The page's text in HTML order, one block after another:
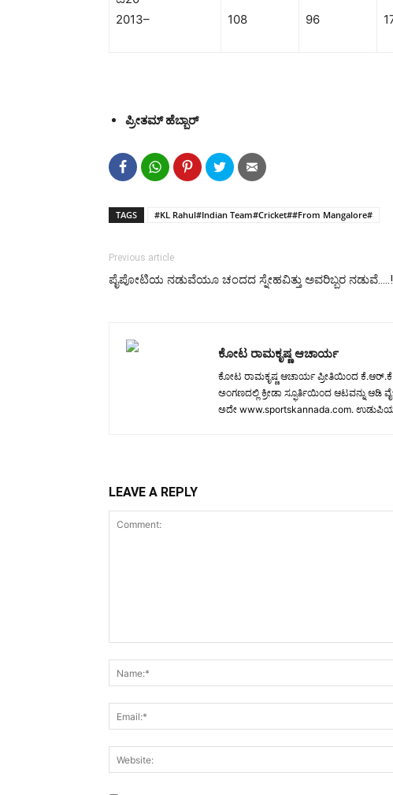
2013–
108 96
ಪ್ರೀತಮ್ಹೆಬ್ಬಾರ್
TAGS #KL Rahul#Indian Team#Cricket##From Mangalore#
Previous article
ಪೈಪೋಟಿಯ ನಡುವೆಯೂ ಚಂದದ ಸ್ನೇಹವಿತ್ತು ಅವರಿಬ್ಬರ
ಕೋಟ ರಾಮಕೃಷ್ಣ ಆಚಾರ್ಯ
ಕೋಟ ರಾಮಕೃಷ್ಣ ಆಚಾರ್ಯ ಪ್ರೀತಿಯಿಂದ ಕೆ.ಆರ್.ಕೆ
ಅಂಗಣದಲ್ಲಿ ಕ್ರೀಡಾ ಸ್ಫೂರ್ತಿಯಿಂದ ಆಟವನ್ನು
ಅದೇ www.sportskannada.com.
LEAVE A REPLY